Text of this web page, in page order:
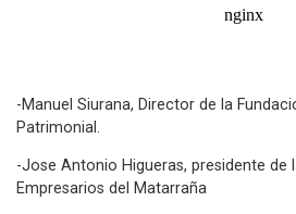
-Manuel Siurana, Director de la
Patrimonial.
-Jose Antonio Higueras, presidente de
Empresarios del Matarraña